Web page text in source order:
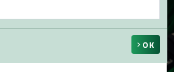
OK